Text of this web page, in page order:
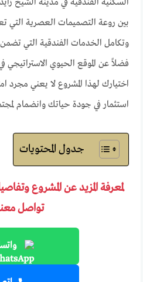
السكنية الفندقية في مدينة الشيخ
بين روعة التصميمات العصرية التي
وتكامل الخدمات الفندقية التي
فضلاً عن الموقع الحيوي
اختيارك لهذا المشروع لا يعني
استثمار في جودة حياتك وانضمام
جدول المحتويات
لمعرفة المزيد عن المشروع
تواصل